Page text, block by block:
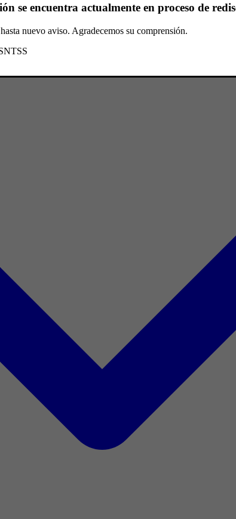
se encuentra actualmente en proceso de
nuevo aviso. Agradecemos su comprensión.